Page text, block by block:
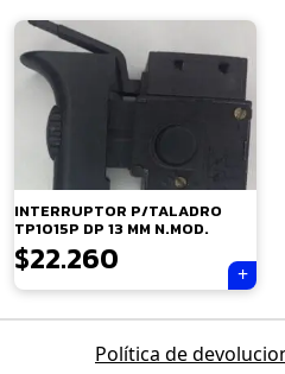
INTERRUPTOR P/TALADRO
TP1015P DP 13 MM N.MOD.
$22.260
Política de
Tu carrito